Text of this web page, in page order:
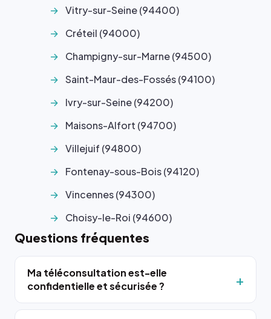
Vitry-sur-Seine (94400)
Créteil (94000)
Champigny-sur-Marne (94500)
Saint-Maur-des-Fossés (94100)
Ivry-sur-Seine (94200)
Maisons-Alfort (94700)
Villejuif (94800)
Fontenay-sous-Bois (94120)
Vincennes (94300)
Choisy-le-Roi (94600)
Questions fréquentes
Ma téléconsultation est-elle
confidentielle et sécurisée ?